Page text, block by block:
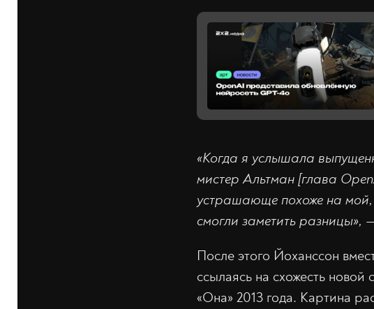
«Когда я услышала
мистер Альтман [глава
устрашающе похоже на мой,
смогли заметить разницы»,
После этого Йоханссон
ссылаясь на схожесть новой
«Она» 2013 года. Картина